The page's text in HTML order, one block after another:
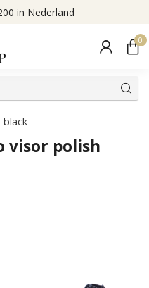
in Nederland
0
black
visor polish